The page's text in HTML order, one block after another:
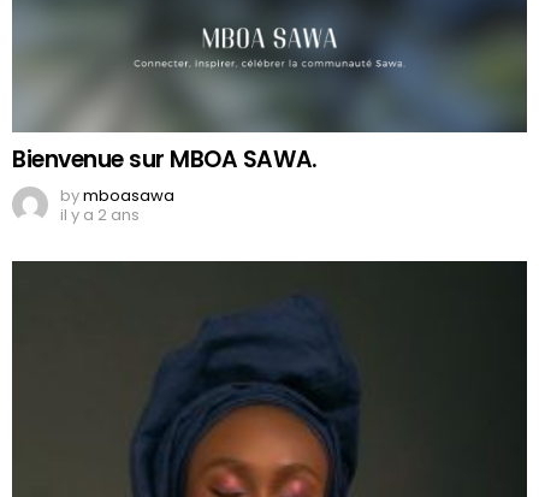
Bienvenue sur MBOA SAWA.
bymboasawa
il y a 2 ans